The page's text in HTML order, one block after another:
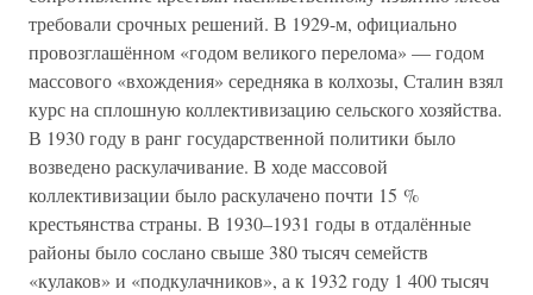
требовали срочных решений. В 1929-м, официально
провозглашённом «годом великого перелома» — годом
массового «вхождения» середняка в колхозы, Сталин взял
курс на сплошную коллективизацию сельского хозяйства.
В 1930 году в ранг государственной политики было
возведено раскулачивание. В ходе массовой
коллективизации было раскулачено почти 15 %
крестьянства страны. В 1930–1931 годы в отдалённые
районы было сослано свыше 380 тысяч семейств
«кулаков» и «подкулачников», а к 1932 году 1 400 тысяч